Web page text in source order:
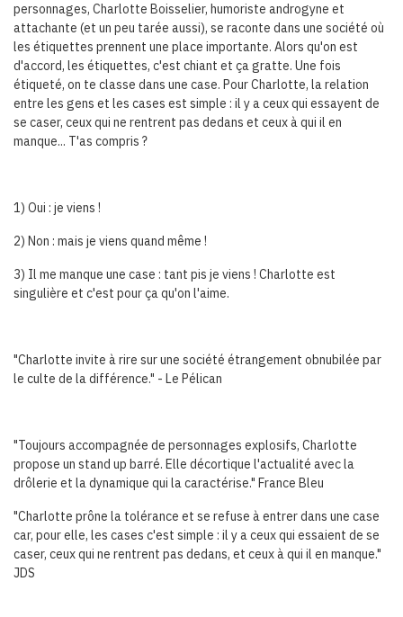
personnages, Charlotte Boisselier, humoriste androgyne et
attachante (et un peu tarée aussi), se raconte dans une société où
les étiquettes prennent une place importante. Alors qu'on est
d'accord, les étiquettes, c'est chiant et ça gratte. Une fois
étiqueté, on te classe dans une case. Pour Charlotte, la relation
entre les gens et les cases est simple : il y a ceux qui essayent de
se caser, ceux qui ne rentrent pas dedans et ceux à qui il en
manque... T'as compris ?
1) Oui : je viens !
2) Non : mais je viens quand même !
3) Il me manque une case : tant pis je viens ! Charlotte est
singulière et c'est pour ça qu'on l'aime.
"Charlotte invite à rire sur une société étrangement obnubilée par
le culte de la différence." - Le Pélican
"Toujours accompagnée de personnages explosifs, Charlotte
propose un stand up barré. Elle décortique l'actualité avec la
drôlerie et la dynamique qui la caractérise." France Bleu
"Charlotte prône la tolérance et se refuse à entrer dans une case
car, pour elle, les cases c'est simple : il y a ceux qui essaient de se
caser, ceux qui ne rentrent pas dedans, et ceux à qui il en manque."
JDS